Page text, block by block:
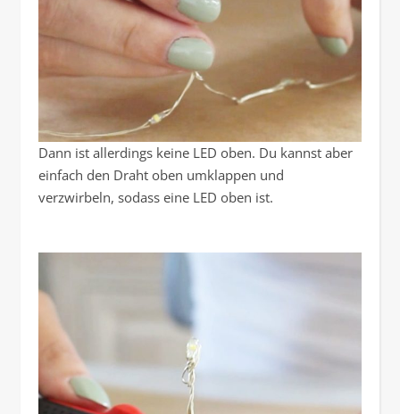
Dann ist allerdings keine LED oben. Du kannst aber
einfach den Draht oben umklappen und
verzwirbeln, sodass eine LED oben ist.